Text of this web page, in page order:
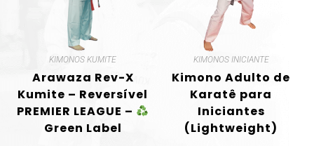
KIMONOS KUMITE
Arawaza Rev-X
Kumite – Reversível
PREMIER LEAGUE –
Green Label
KIMONOS INICIANTE
Kimono Adulto de
Karatê para
Iniciantes
(Lightweight)